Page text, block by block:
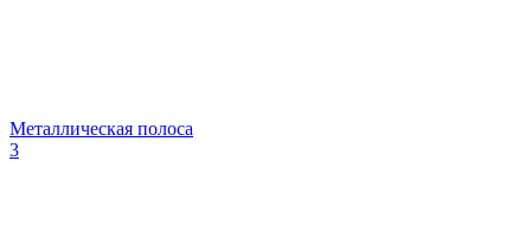
Металлическая полоса
3